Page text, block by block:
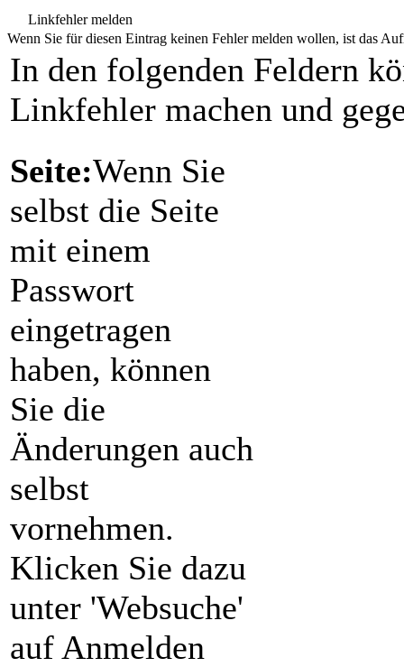
Linkfehler melden
Wenn Sie für diesen Eintrag keinen Fehler melden wollen, ist das
In den folgenden Feldern
Linkfehler machen und
Seite:Wenn Sie
selbst die Seite
mit einem
Passwort
eingetragen
haben, können
Sie die
Änderungen auch
selbst
vornehmen.
Klicken Sie dazu
unter 'Websuche'
auf Anmelden